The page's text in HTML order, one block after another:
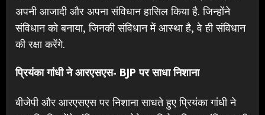
अपनी आजादी और अपना संविधान हासिल किया है. जिन्होंने
संविधान को बनाया, जिनकी संविधान में आस्था है, वे ही संविधान
की रक्षा करेंगे.
प्रियंका गांधी ने आरएसएस- BJP पर साधा निशाना
बीजेपी और आरएसएस पर निशाना साधते हुए प्रियंका गांधी ने